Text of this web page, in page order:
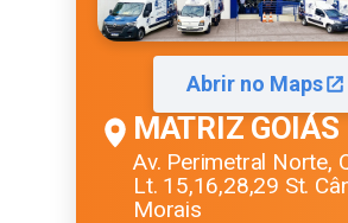
Abrir no Maps
MATRIZ GOIÁS
Av. Perimetral Norte,
Lt. 15,16,28,29 St.
Morais